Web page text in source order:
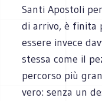
Santi Apostoli
di arrivo, è finita
essere invece
stessa come il
percorso più
vero: senza un